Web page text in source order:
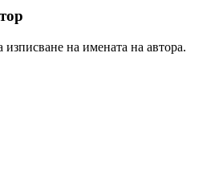
на имената на автора.